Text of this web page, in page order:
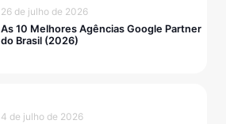
26 de julho de 2026
As 10 Melhores Agências Google Partner
do Brasil (2026)
4 de julho de 2026